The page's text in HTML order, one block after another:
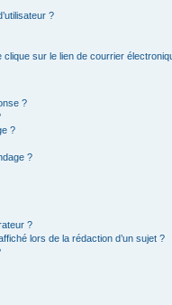
?
sur le lien de courrier
?
?
?
?
lors de la rédaction d’un sujet ?